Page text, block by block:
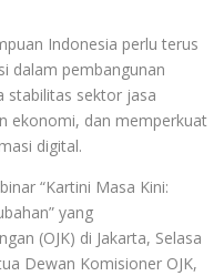
Indonesia perlu terus
dalam pembangunan
stabilitas sektor jasa
ekonomi, dan memperkuat
digital.
“Kartini Masa Kini:
yang
(OJK) di Jakarta, Selasa
Dewan Komisioner OJK,